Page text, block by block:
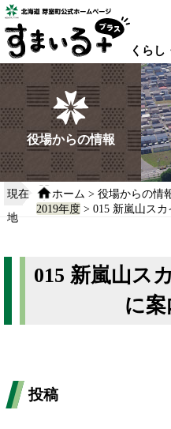
本
文
へ
移
動
る
くらし
instagram
役場からの情報
現在
地
ホーム >役場からの情
2019年度 > 015 新嵐山ス
015 新嵐山ス
に
投稿